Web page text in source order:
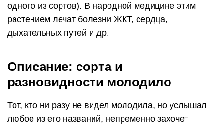
одного из сортов). В народной медицине этим
растением лечат болезни ЖКТ, сердца,
дыхательных путей и др.
Описание: сорта и
разновидности молодило
Тот, кто ни разу не видел молодила, но услышал
любое из его названий, непременно захочет